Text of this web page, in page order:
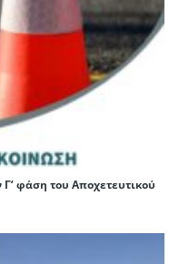
φάση του Αποχετευτικού